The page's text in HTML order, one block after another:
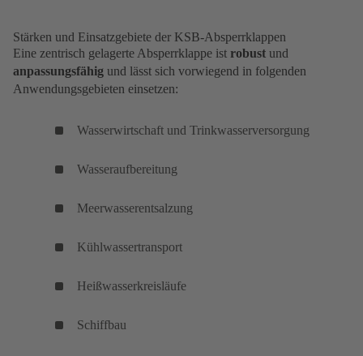
Stärken und Einsatzgebiete der KSB-Absperrklappen
Eine zentrisch gelagerte Absperrklappe ist robust und
anpassungsfähig und lässt sich vorwiegend in folgenden
Anwendungsgebieten einsetzen:
Wasserwirtschaft und Trinkwasserversorgung
Wasseraufbereitung
Meerwasserentsalzung
Kühlwassertransport
Heißwasserkreisläufe
Schiffbau